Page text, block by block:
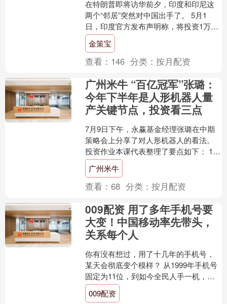
在特朗普即将访华前夕，印度和印尼这
两个“邻居”突然对中国出手了。 5月1
日，印度官方发布声明称，将投资1万亿
卢比（约99亿美元）开发大尼科巴岛，
随着时间推移，大....
金策宝
查看： 146 分类：按月配资
广州米牛 “百亿冠军”张璐：
今年下半年是人形机器人量
产关键节点，投资看三点
7月9日下午，永赢基金经理张璐在中期
策略会上分享了对人形机器人的看法。
投资作业本课代表整理了要点如下： 1、
人形机器人若干年以后，大概率它的数
量会超越手机，会....
广州米牛
查看：68 分类：按月配资
009配资 用了多年手机号要
大变！中国移动率先带头，
关系每个人
你有没有想过，用了十几年的手机号，
某天会彻底变个模样？ 从1999年手机号
固定为11位，到如今全民人手一机，这
串11位数字早已不只是拨号代码，更是
我们日常离不开....
009配资